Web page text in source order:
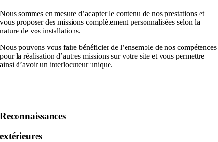
Nous sommes en mesure d’adapter le contenu de nos prestations et
vous proposer des missions complètement personnalisées selon la
nature de vos installations.
Nous pouvons vous faire bénéficier de l’ensemble de nos compétences
pour la réalisation d’autres missions sur votre site et vous permettre
ainsi d’avoir un interlocuteur unique.
Reconnaissances
extérieures